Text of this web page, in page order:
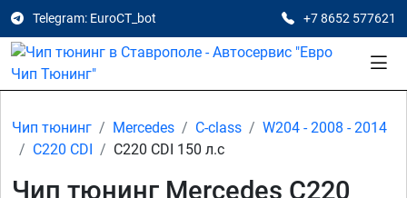
Telegram: EuroCT_bot +7 8652 577621
Чип тюнинг Mercedes C-class
W204 - 2008 - 2014
C220 CDI
C220 CDI 150 л.с
Чип тюнинг Mercedes C220